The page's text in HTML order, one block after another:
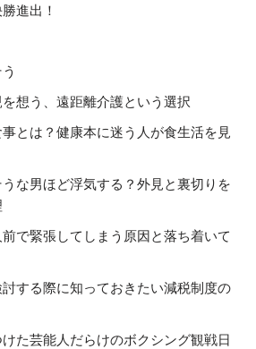
進出！
想う、遠距離介護という選択
とは？健康本に迷う人が食生活を見
な男ほど浮気する？外見と裏切りを
で緊張してしまう原因と落ち着いて
する際に知っておきたい減税制度の
た芸能人だらけのボクシング観戦日